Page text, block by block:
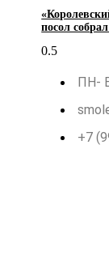
посол
ПН-
+7